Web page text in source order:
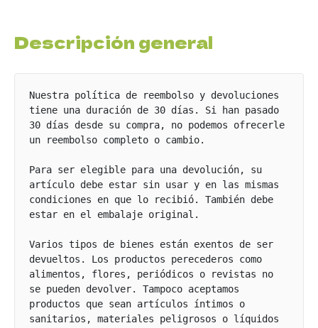
Descripción general
Nuestra política de reembolso y devoluciones
tiene una duración de 30 días. Si han pasado
30 días desde su compra, no podemos ofrecerle
un reembolso completo o cambio.
Para ser elegible para una devolución, su
artículo debe estar sin usar y en las mismas
condiciones en que lo recibió. También debe
estar en el embalaje original.
Varios tipos de bienes están exentos de ser
devueltos. Los productos perecederos como
alimentos, flores, periódicos o revistas no
se pueden devolver. Tampoco aceptamos
productos que sean artículos íntimos o
sanitarios, materiales peligrosos o líquidos
cocina a tu mesa
Tradicional Costarricense
Dulce
Salada